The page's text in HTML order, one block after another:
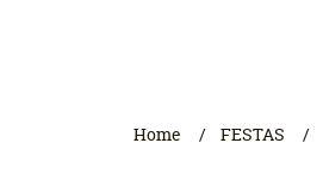
Home FESTAS